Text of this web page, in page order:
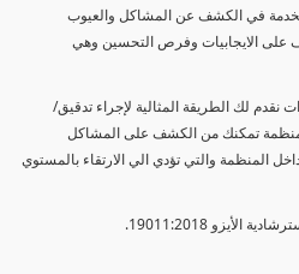
في الكشف عن المشاكل والعيوب
على الايجابيات وفرص التحسين وهي
لك الطريقة المثالية لإجراء تدقيق/
تمكنك من الكشف على المشاكل
المنظمة والتي تؤدي الي الارتقاء بالمستوي
19011:2018.